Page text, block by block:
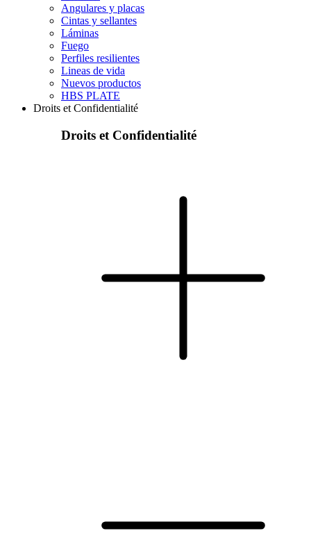
Angulares y placas
Cintas y sellantes
Láminas
Fuego
Perfiles resilientes
Lineas de vida
Nuevos productos
HBS PLATE
Droits et Confidentialité
Droits et Confidentialité